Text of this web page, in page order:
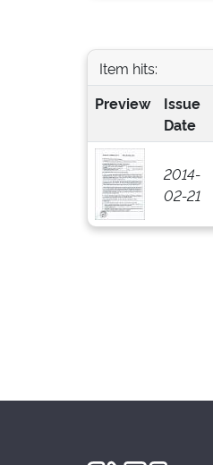
Item hits:
Preview
Issue
Date
2014-
02-21